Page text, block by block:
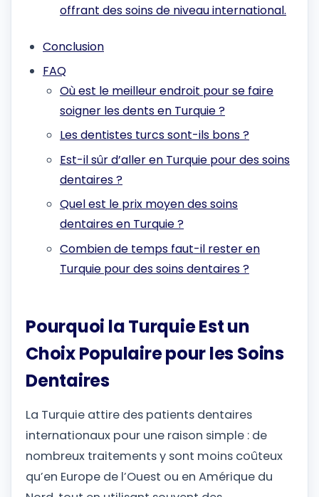
offrant des soins de niveau international.
Conclusion
FAQ
Où est le meilleur endroit pour se faire
soigner les dents en Turquie ?
Les dentistes turcs sont-ils bons ?
Est-il sûr d’aller en Turquie pour des soins
dentaires ?
Quel est le prix moyen des soins
dentaires en Turquie ?
Combien de temps faut-il rester en
Turquie pour des soins dentaires ?
Pourquoi la Turquie Est un
Choix Populaire pour les Soins
Dentaires
La Turquie attire des patients dentaires
internationaux pour une raison simple : de
nombreux traitements y sont moins coûteux
qu’en Europe de l’Ouest ou en Amérique du